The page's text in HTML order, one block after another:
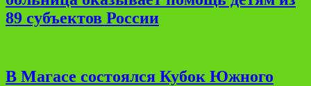
89 субъектов России
В Магасе состоялся Кубок Южного